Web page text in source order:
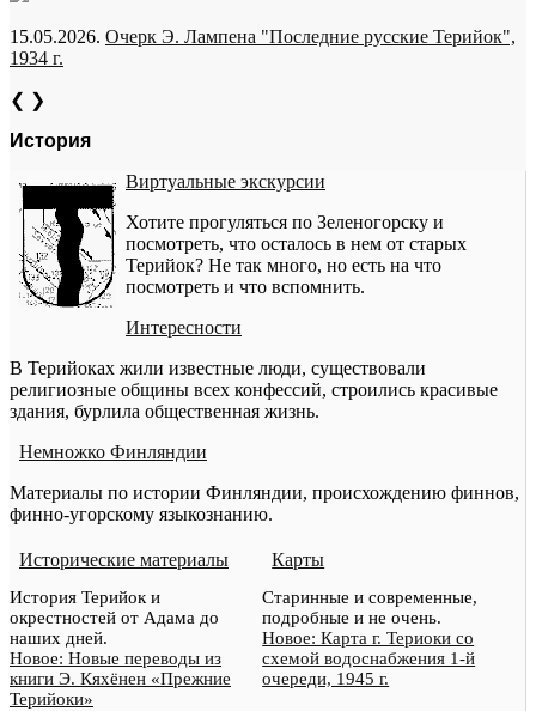
15.05.2026. Очерк Э. Лампена "Последние русские Терийок",
1934 г.
❮ ❯
История
Виртуальные экскурсии
Хотите прогуляться по Зеленогорску и
посмотреть, что осталось в нем от старых
Терийок? Не так много, но есть на что
посмотреть и что вспомнить.
Интересности
В Терийоках жили известные люди, существовали
религиозные общины всех конфессий, строились красивые
здания, бурлила общественная жизнь.
Немножко Финляндии
Материалы по истории Финляндии, происхождению финнов,
финно-угорскому языкознанию.
Исторические материалы
История Терийок и
окрестностей от Адама до
наших дней.
Новое: Новые переводы из
книги Э. Кяхёнен «Прежние
Терийоки»
Карты
Старинные и современные,
подробные и не очень.
Новое: Карта г. Териоки со
схемой водоснабжения 1-й
очереди, 1945 г.